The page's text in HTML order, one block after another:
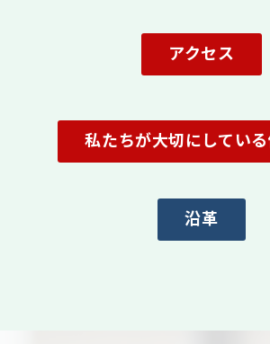
アクセス
私たちが大切にしてい
沿革